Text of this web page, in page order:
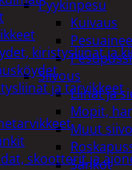
Pyykinpesu
Kuivaus
Siivous
Liinat ja
Mopit,
Muut
Sankot
kiristysliinat ja
ja tarvikkeet
skootterit ja